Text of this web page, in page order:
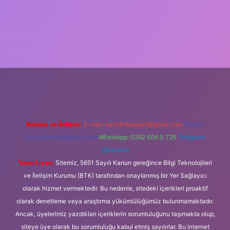
Reklam ve İletişim: E-mail: backlinkpaneli@gmail.com Teams:
forumhizmeti@gmail.com Whatsapp: 0262 606 0 726 Telegram:
@karabul
Yasal Uyarı: Sitemiz, 5651 Sayılı Kanun gereğince Bilgi Teknolojileri
ve İletişim Kurumu (BTK) tarafından onaylanmış bir Yer Sağlayıcı
olarak hizmet vermektedir. Bu nedenle, sitedeki içerikleri proaktif
olarak denetleme veya araştırma yükümlülüğümüz bulunmamaktadır.
Ancak, üyelerimiz yazdıkları içeriklerin sorumluluğunu taşımakta olup,
siteye üye olarak bu sorumluluğu kabul etmiş sayılırlar. Bu internet